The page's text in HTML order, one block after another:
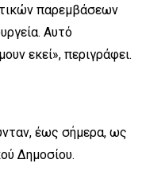
παρεμβάσεων
Αυτό
εκεί», περιγράφει.
έως σήμερα, ως
Δημοσίου.